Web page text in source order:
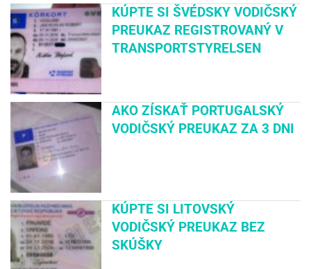
KÚPTE SI ŠVÉDSKY VODIČSKÝ
PREUKAZ REGISTROVANÝ V
TRANSPORTSTYRELSEN
AKO ZÍSKAŤ PORTUGALSKÝ
VODIČSKÝ PREUKAZ ZA 3 DNI
KÚPTE SI LITOVSKÝ
VODIČSKÝ PREUKAZ BEZ
SKÚŠKY